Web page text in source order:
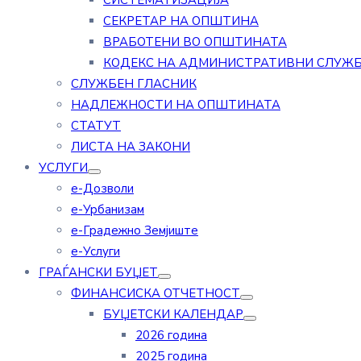
СЕКРЕТАР НА ОПШТИНА
ВРАБОТЕНИ ВО ОПШТИНАТА
КОДЕКС НА АДМИНИСТРАТИВНИ
СЛУЖБЕН ГЛАСНИК
НАДЛЕЖНОСТИ НА ОПШТИНАТА
СТАТУТ
ЛИСТА НА ЗАКОНИ
УСЛУГИ
е-Дозволи
е-Урбанизам
е-Градежно Земјиште
е-Услуги
ГРАЃАНСКИ БУЏЕТ
ФИНАНСИСКА ОТЧЕТНОСТ
БУЏЕТСКИ КАЛЕНДАР
2026 година
2025 година